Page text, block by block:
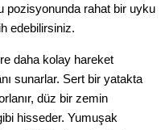
pozisyonunda rahat bir uyku
edebilirsiniz.
daha kolay hareket
sunarlar. Sert bir yatakta
düz bir zemin
hisseder. Yumuşak